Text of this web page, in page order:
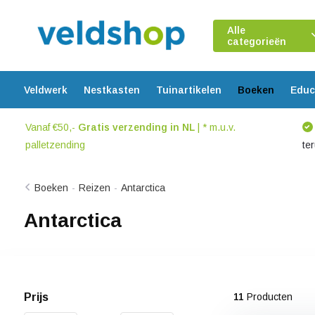
Alle
categorieën
Veldwerk Nestkasten Tuinartikelen Boeken
Vanaf €50,- Gratis verzending in NL| * m.u.v.
palletzending
Boeken - Reizen - Antarctica
Antarctica
Prijs 11 Producten